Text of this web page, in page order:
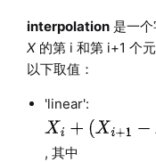
interpolation是一个
X的第 i 和第 i+1 个
以下取值：
'linear':
, 其中